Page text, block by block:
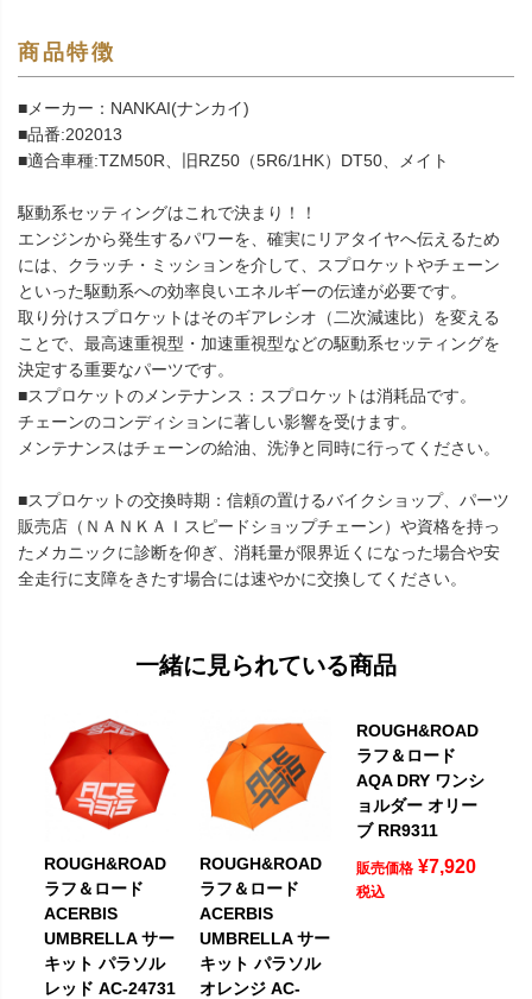
商品特徴
■メーカー：NANKAI(ナンカイ)
■品番:202013
■適合車種:TZM50R、旧RZ50（5R6/1HK）DT50、メイト
駆動系セッティングはこれで決まり！！
エンジンから発生するパワーを、確実にリアタイヤへ伝えるため
には、クラッチ・ミッションを介して、スプロケットやチェーン
といった駆動系への効率良いエネルギーの伝達が必要です。
取り分けスプロケットはそのギアレシオ（二次減速比）を変える
ことで、最高速重視型・加速重視型などの駆動系セッティングを
決定する重要なパーツです。
■スプロケットのメンテナンス：スプロケットは消耗品です。
チェーンのコンディションに著しい影響を受けます。
メンテナンスはチェーンの給油、洗浄と同時に行ってください。
■スプロケットの交換時期：信頼の置けるバイクショップ、パーツ
販売店（ＮＡＮＫＡＩスピードショップチェーン）や資格を持っ
たメカニックに診断を仰ぎ、消耗量が限界近くになった場合や安
全走行に支障をきたす場合には速やかに交換してください。
一緒に見られている商品
ROUGH&ROAD
ラフ＆ロード
ACERBIS
UMBRELLA サー
キット パラソル
レッド AC-24731
ROUGH&ROAD
ラフ＆ロード
ACERBIS
UMBRELLA サー
キット パラソル
オレンジ AC-
ROUGH&ROAD
ラフ＆ロード
AQA DRY ワンシ
ョルダー オリー
ブ RR9311
販売価格 ¥7,920
税込